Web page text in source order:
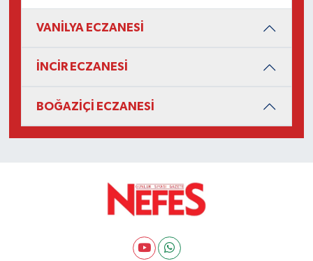
VANİLYA ECZANESİ
İNCİR ECZANESİ
BOĞAZİÇİ ECZANESİ